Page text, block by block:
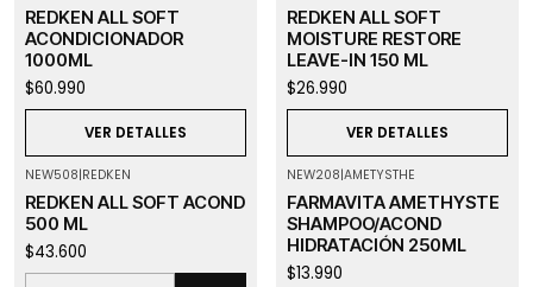
REDKEN ALL SOFT
ACONDICIONADOR
1000ML
$60.990
VER DETALLES
REDKEN ALL SOFT
MOISTURE RESTORE
LEAVE-IN 150 ML
$26.990
VER DETALLES
NEW508|REDKEN
REDKEN ALL SOFT ACOND
500 ML
$43.600
NEW208|AMETYSTHE
FARMAVITA AMETHYSTE
SHAMPOO/ACOND
HIDRATACIÓN 250ML
$13.990